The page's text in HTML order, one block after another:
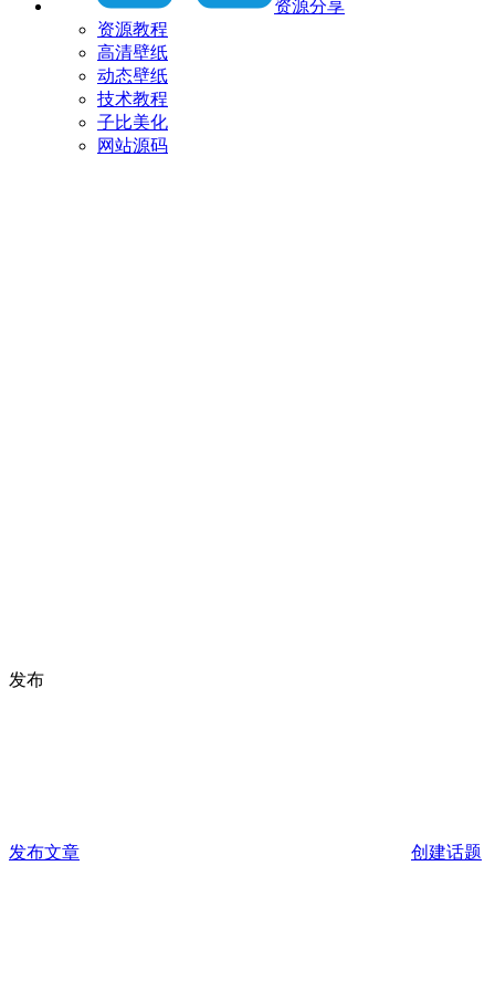
资源分享
资源教程
高清壁纸
动态壁纸
技术教程
子比美化
网站源码
发布
发布文章 创建话题